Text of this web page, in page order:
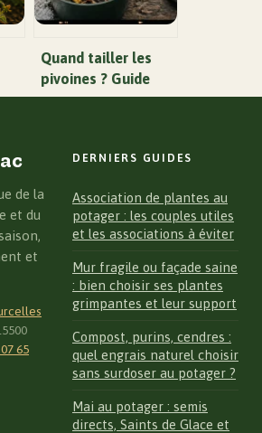
Quand tailler les
pivoines ? Guide
pratique pour une
de la
et du
et
65
DERNIERS GUIDES
Association de plantes au
potager : les couples utiles
et les associations à éviter
Mur fragile ou façade saine
: bien choisir ses plantes
grimpantes et leur support
Compost, purins, cendres :
quel engrais naturel choisir
sans surdoser au potager ?
Mai au potager : semis
directs, Saints de Glace et